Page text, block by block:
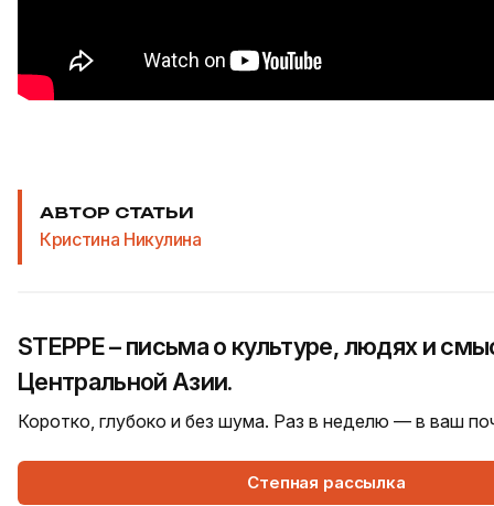
АВТОР СТАТЬИ
Кристина Никулина
STEPPE – письма о культуре, людях и
Центральной Азии.
Коротко, глубоко и без шума. Раз в неделю — в ваш
Степная рассылка